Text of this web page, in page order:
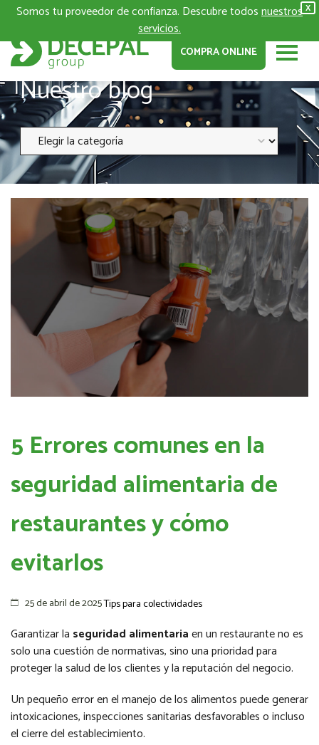
X
Somos tu proveedor de confianza. Descubre todosnuestros
servicios.
COMPRA ONLINE
Nuestro blog
5 Errores comunes en la
seguridad alimentaria de
restaurantes y cómo
evitarlos
25 de abril de 2025Tips para colectividades
Garantizar la seguridad alimentariaen un restaurante no es
solo una cuestión de normativas, sino una prioridad para
proteger la salud de los clientes y la reputación del negocio.
Un pequeño error en el manejo de los alimentos puede generar
intoxicaciones, inspecciones sanitarias desfavorables o incluso
el cierre del establecimiento.